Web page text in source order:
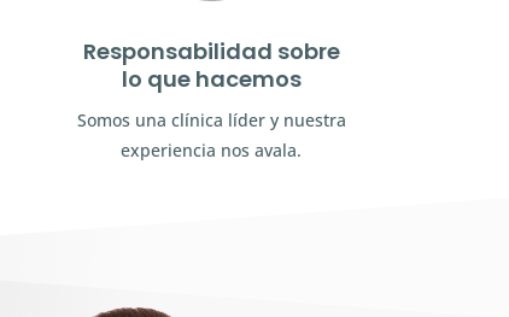
Responsabilidad sobre
lo que hacemos
Somos una clínica líder y nuestra
experiencia nos avala.